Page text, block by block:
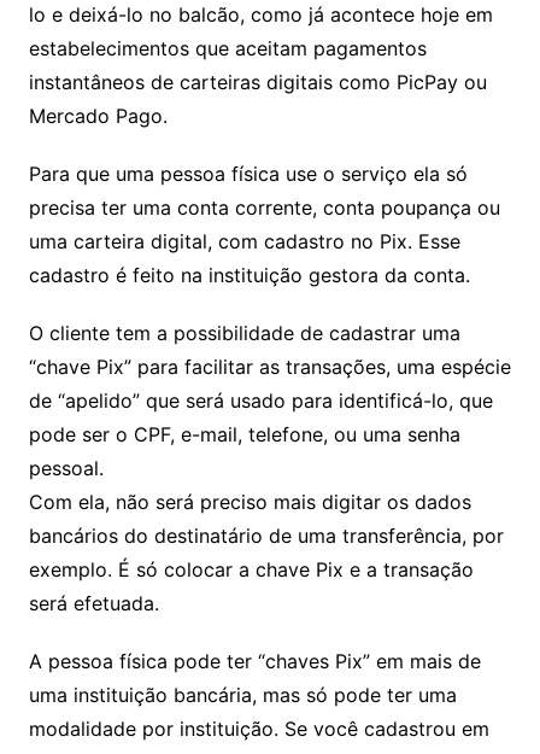
lo e deixá-lo no balcão, como já acontece hoje em
estabelecimentos que aceitam pagamentos
instantâneos de carteiras digitais como PicPay ou
Mercado Pago.
Para que uma pessoa física use o serviço ela só
precisa ter uma conta corrente, conta poupança ou
uma carteira digital, com cadastro no Pix. Esse
cadastro é feito na instituição gestora da conta.
O cliente tem a possibilidade de cadastrar uma
“chave Pix” para facilitar as transações, uma espécie
de “apelido” que será usado para identificá-lo, que
pode ser o CPF, e-mail, telefone, ou uma senha
pessoal.
Com ela, não será preciso mais digitar os dados
bancários do destinatário de uma transferência, por
exemplo. É só colocar a chave Pix e a transação
será efetuada.
A pessoa física pode ter “chaves Pix” em mais de
uma instituição bancária, mas só pode ter uma
modalidade por instituição. Se você cadastrou em